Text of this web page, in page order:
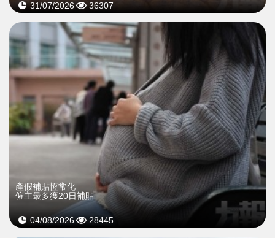
31/07/2026 36307
產假補貼恆常化
僱主最多獲20日補貼
04/08/2026 28445